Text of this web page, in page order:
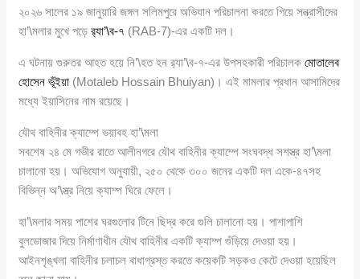
২০২৬ সালের ১৯ জানুয়ারি জঙ্গল সলিমপুরে অভিযান পরিচালনা করতে গিয়ে সন্ত্রাসীদের
হা’\মলার মুখে পড়ের‍্যা’\ব-৭ (RAB-7)-এর একটি দল।
এ ঘটনায় গুরুতর আহত হয়ে নি’\হত হন র‍্যা’\ব-৭-এর উপসহকারী পরিচালকমোতালেব
হোসেন ভূঁইয়া (Motaleb Hossain Bhuiyan)। এই মামলার প্রধান আসামিদের
মধ্যে ইয়াসিনের নাম রয়েছে।
যৌথ বাহিনীর ক্যাম্পে ভয়াবহ হা’\মলা
সবশেষ ২৪ মে গভীর রাতে আলীনগরে যৌথ বাহিনীর ক্যাম্পে সংঘবদ্ধ সশস্ত্র হা’\মলা
চালানো হয়। অভিযোগ অনুযায়ী, ২৫০ থেকে ৩০০ জনের একটি দল একে-৪৭সহ
বিভিন্ন অ’\স্ত্র নিয়ে ক্যাম্প ঘিরে ফেলে।
হা’\মলার সময় পাশের ঘরগুলোর টিনে ছিদ্র করে গুলি চালানো হয়। পাশাপাশি
বুলডোজার দিয়ে নির্মাণাধীন যৌথ বাহিনীর একটি ক্যাম্প গুঁড়িয়ে দেওয়া হয়।
আইনশৃঙ্খলা বাহিনীর চলাচল বাধাগ্রস্ত করতে কয়েকটি সড়কও কেটে দেওয়া হয়েছিল